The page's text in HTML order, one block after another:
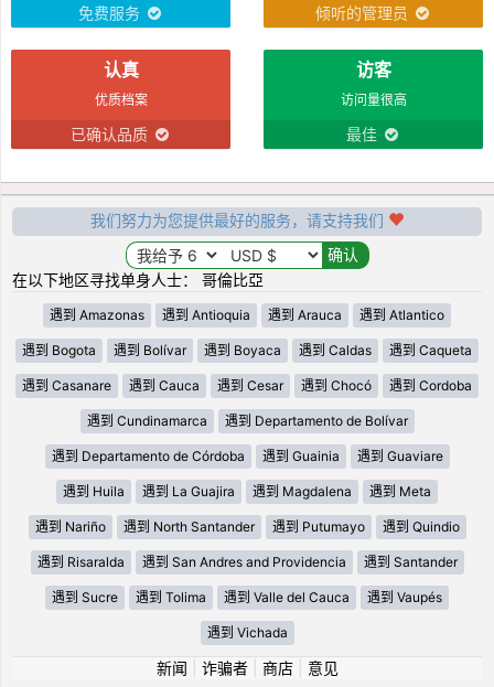
免费服务 倾听的管理员
认真
优质档案
已确认品质
访客
访问量很高
最佳
我们努力为您提供最好的服务，请支持我们
在以下地区寻找单身人士： 哥倫比亞
遇到 Amazonas 遇到 Antioquia 遇到 Arauca 遇到 Atlantico
遇到 Bogota 遇到 Bolívar 遇到 Boyaca 遇到 Caldas 遇到 Caqueta
遇到 Casanare 遇到 Cauca 遇到 Cesar 遇到 Chocó 遇到 Cordoba
遇到 Cundinamarca 遇到 Departamento de Bolívar
遇到 Departamento de Córdoba 遇到 Guainia 遇到 Guaviare
遇到 Huila 遇到 La Guajira 遇到 Magdalena 遇到 Meta
遇到 Nariño 遇到 North Santander 遇到 Putumayo 遇到 Quindio
遇到 Risaralda 遇到 San Andres and Providencia 遇到 Santander
遇到 Sucre 遇到 Tolima 遇到 Valle del Cauca 遇到 Vaupés
遇到 Vichada
新闻 诈骗者| 商店| 意见